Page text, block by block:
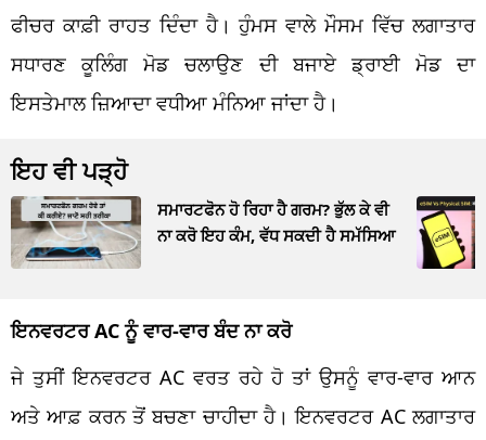
ਫੀਚਰ ਕਾਫ਼ੀ ਰਾਹਤ ਦਿੰਦਾ ਹੈ। ਹੁੰਮਸ ਵਾਲੇ ਮੌਸਮ ਵਿੱਚ ਲਗਾਤਾਰ
ਸਧਾਰਣ ਕੂਲਿੰਗ ਮੋਡ ਚਲਾਉਣ ਦੀ ਬਜਾਏ ਡ੍ਰਾਈ ਮੋਡ ਦਾ
ਇਸਤੇਮਾਲ ਜ਼ਿਆਦਾ ਵਧੀਆ ਮੰਨਿਆ ਜਾਂਦਾ ਹੈ।
ਇਹ ਵੀ ਪੜ੍ਹੋ
ਸਮਾਰਟਫੋਨ ਹੋ ਰਿਹਾ ਹੈ ਗਰਮ? ਭੁੱਲ ਕੇ ਵੀ
ਨਾ ਕਰੋ ਇਹ ਕੰਮ, ਵੱਧ ਸਕਦੀ ਹੈ ਸਮੱਸਿਆ
ਇਨਵਰਟਰ AC ਨੂੰ ਵਾਰ-ਵਾਰ ਬੰਦ ਨਾ ਕਰੋ
ਜੇ ਤੁਸੀਂ ਇਨਵਰਟਰ AC ਵਰਤ ਰਹੇ ਹੋ ਤਾਂ ਉਸਨੂੰ ਵਾਰ-ਵਾਰ ਆਨ
ਅਤੇ ਆਫ਼ ਕਰਨ ਤੋਂ ਬਚਣਾ ਚਾਹੀਦਾ ਹੈ। ਇਨਵਰਟਰ AC ਲਗਾਤਾਰ